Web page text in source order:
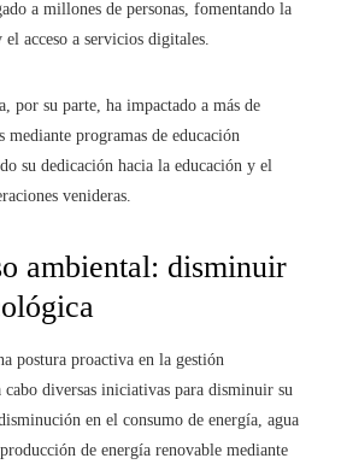
a millones de personas, fomentando la
acceso a servicios digitales.
por su parte, ha impactado a más de
mediante programas de educación
su dedicación hacia la educación y el
venideras.
ambiental: disminuir
postura proactiva en la gestión
diversas iniciativas para disminuir su
en el consumo de energía, agua
de energía renovable mediante